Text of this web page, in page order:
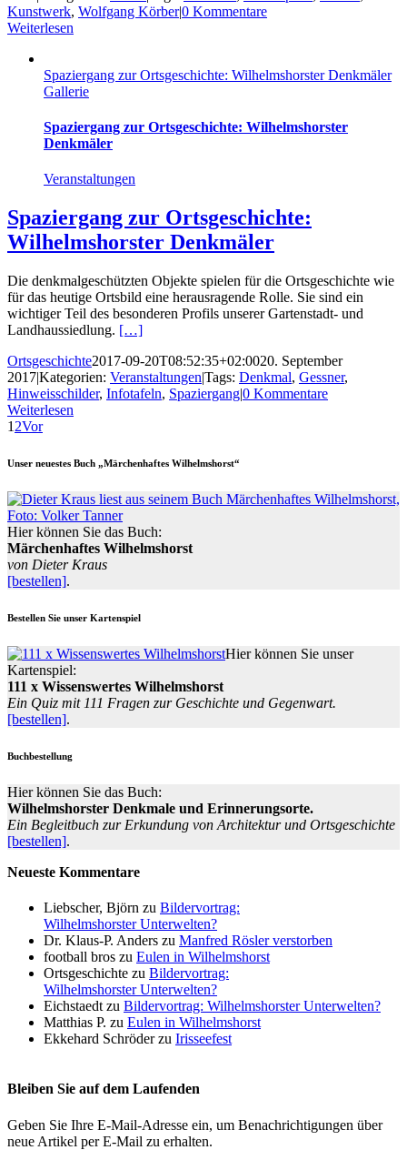
Kunstwerk, Wolfgang Körber|0 Kommentare
Weiterlesen
Spaziergang zur Ortsgeschichte: Wilhelmshorster Denkmäler
Gallerie
Spaziergang zur Ortsgeschichte: Wilhelmshorster
Denkmäler
Veranstaltungen
Spaziergang zur Ortsgeschichte:
Wilhelmshorster Denkmäler
Die denkmalgeschützten Objekte spielen für die Ortsgeschichte wie
für das heutige Ortsbild eine herausragende Rolle. Sie sind ein
wichtiger Teil des besonderen Profils unserer Gartenstadt- und
Landhaussiedlung. […]
Ortsgeschichte2017-09-20T08:52:35+02:0020. September
2017|Kategorien: Veranstaltungen|Tags: Denkmal, Gessner,
Hinweisschilder, Infotafeln, Spaziergang|0 Kommentare
Weiterlesen
1 2Vor
Unser neuestes Buch „Märchenhaftes Wilhelmshorst“
Hier können Sie das Buch:
Märchenhaftes Wilhelmshorst
von Dieter Kraus
[bestellen].
Bestellen Sie unser Kartenspiel
Hier können Sie unser
Kartenspiel:
111 x Wissenswertes Wilhelmshorst
Ein Quiz mit 111 Fragen zur Geschichte und Gegenwart.
[bestellen].
Buchbestellung
Hier können Sie das Buch:
Wilhelmshorster Denkmale und Erinnerungsorte.
Ein Begleitbuch zur Erkundung von Architektur und Ortsgeschichte
[bestellen].
Neueste Kommentare
Liebscher, Björn zu Bildervortrag:
Wilhelmshorster Unterwelten?
Dr. Klaus-P. Anders zu Manfred Rösler verstorben
football bros zu Eulen in Wilhelmshorst
Ortsgeschichte zu Bildervortrag:
Wilhelmshorster Unterwelten?
Eichstaedt zu Bildervortrag: Wilhelmshorster Unterwelten?
Matthias P. zu Eulen in Wilhelmshorst
Ekkehard Schröderzu Irisseefest
Bleiben Sie auf dem Laufenden
Geben Sie Ihre E-Mail-Adresse ein, um Benachrichtigungen über
neue Artikel per E-Mail zu erhalten.